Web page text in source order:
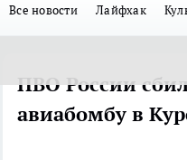
Все новости Лайфхак
ПВО России
авиабомбу в